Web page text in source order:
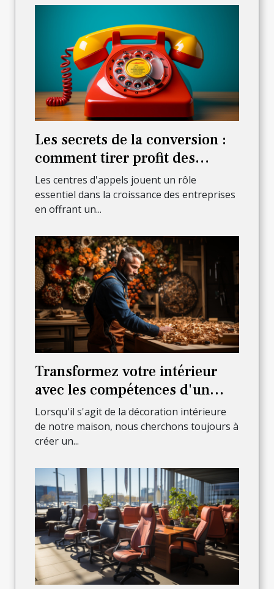
Les secrets de la conversion :
comment tirer profit des
appels entrants pour stimuler
vos ventes ?
Les centres d'appels jouent un rôle
essentiel dans la croissance des entreprises
en offrant un...
Transformez votre intérieur
avec les compétences d'un
menuisier professionnel
Lorsqu'il s'agit de la décoration intérieure
de notre maison, nous cherchons toujours à
créer un...